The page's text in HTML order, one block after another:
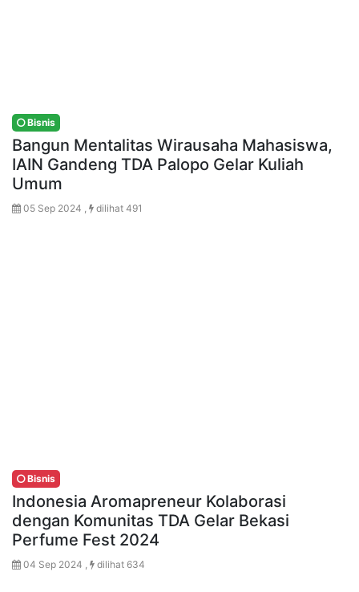
Bisnis
Bangun Mentalitas Wirausaha Mahasiswa,
IAIN Gandeng TDA Palopo Gelar Kuliah
Umum
05 Sep 2024 , dilihat 491
Bisnis
Indonesia Aromapreneur Kolaborasi
dengan Komunitas TDA Gelar Bekasi
Perfume Fest 2024
04 Sep 2024 , dilihat 634